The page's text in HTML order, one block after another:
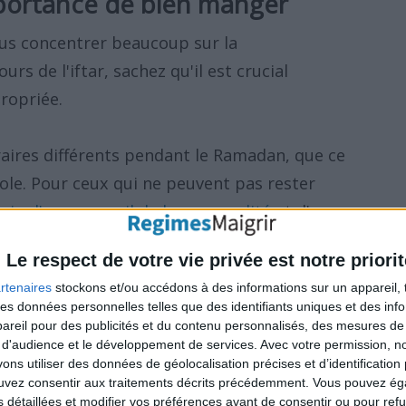
Le respect de votre vie privée est notre
stockons et/ou accédons à des informations sur un appareil,
données personnelles telles que des identifiants uniques et des
pour des publicités et du contenu personnalisés, des mesures
et le développement de services. Avec votre permission,
utiliser des données de géolocalisation précises et
consentir aux traitements décrits précédemment. Vous pouvez
détaillées et modifier vos préférences avant de consentir ou pour
concentrer beaucoup sur la
de l'iftar, sachez qu'il est crucial
différents pendant le Ramadan, que ce
Pour ceux qui ne peuvent pas rester
d'un sommeil de bonne qualitéet d'une
pour être capables de jeûner et de
fatiguer.
alimentaires et habitudes de vie
de personnes peuvent ne passe rendre
prendre du poids. Elles n'ont pas le temps